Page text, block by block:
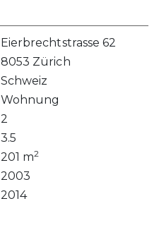
Eierbrechtstrasse 62
8053 Zürich
Schweiz
Wohnung
2
3.5
201 m2
2003
2014